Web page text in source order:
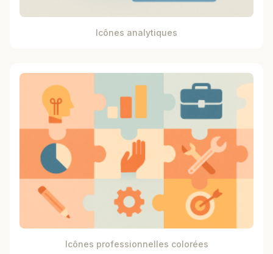
Icônes analytiques
Icônes professionnelles colorées